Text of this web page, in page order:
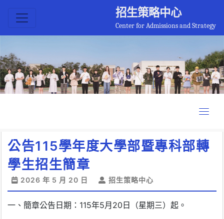
招生策略中心
Center for Admissions and Strategy
公告115學年度大學部暨專科部轉
學生招生簡章
2026 年 5 月 20 日 招生策略中心
一、簡章公告日期：115年5月20日（星期三）起。